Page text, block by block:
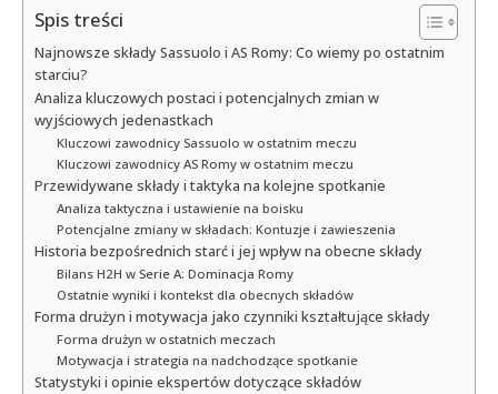
Spis treści
Najnowsze składy Sassuolo i AS Romy: Co wiemy po ostatnim
starciu?
Analiza kluczowych postaci i potencjalnych zmian w
wyjściowych jedenastkach
Kluczowi zawodnicy Sassuolo w ostatnim meczu
Kluczowi zawodnicy AS Romy w ostatnim meczu
Przewidywane składy i taktyka na kolejne spotkanie
Analiza taktyczna i ustawienie na boisku
Potencjalne zmiany w składach: Kontuzje i zawieszenia
Historia bezpośrednich starć i jej wpływ na obecne składy
Bilans H2H w Serie A: Dominacja Romy
Ostatnie wyniki i kontekst dla obecnych składów
Forma drużyn i motywacja jako czynniki kształtujące składy
Forma drużyn w ostatnich meczach
Motywacja i strategia na nadchodzące spotkanie
Statystyki i opinie ekspertów dotyczące składów